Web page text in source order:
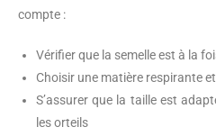
compte :
Vérifier que la semelle est à la
Choisir une matière respirante
S’assurer que la taille est
les orteils